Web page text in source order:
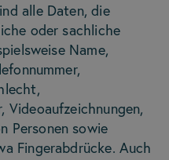
alle Daten, die
oder sachliche
Name,
Videoaufzeichnungen,
Personen sowie
Fingerabdrücke. Auch